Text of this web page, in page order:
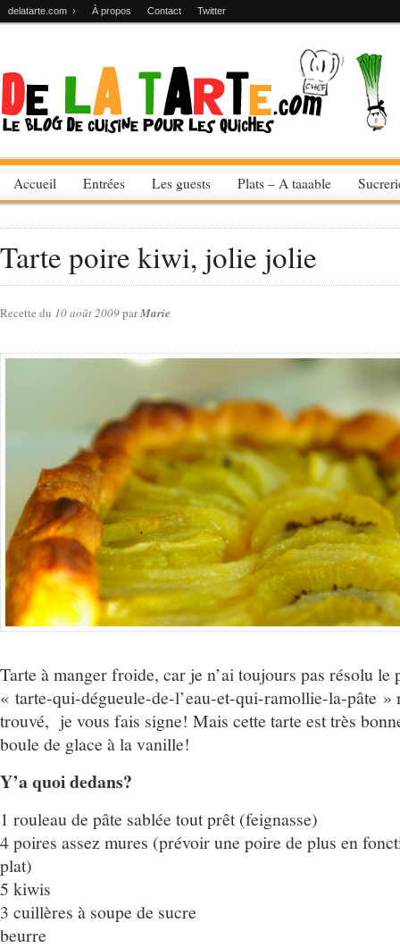
delatarte.com › À propos Contact Twitter
Accueil Entrées Les guests Plats – A taaable
Tarte poire kiwi, jolie jolie
Recette du 10 août 2009parMarie
Tarte à manger froide, car je n’ai toujours pas résolu le
« tarte-qui-dégueule-de-l’eau-et-qui-ramollie-la-pâte »
trouvé, je vous fais signe! Mais cette tarte est très
boule de glace à la vanille!
Y’a quoi dedans?
1 rouleau de pâte sablée tout prêt (feignasse)
4 poires assez mures (prévoir une poire de plus en
plat)
5 kiwis
3 cuillères à soupe de sucre
beurre